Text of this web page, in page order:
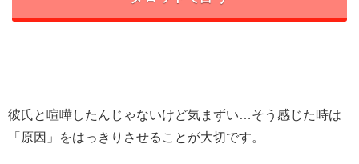
彼氏と喧嘩したんじゃないけど気まずい…そう感じた時は
「原因」をはっきりさせることが大切です。